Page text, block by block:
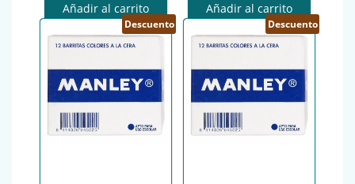
Añadir al carrito Añadir al carrito
Descuento Descuento